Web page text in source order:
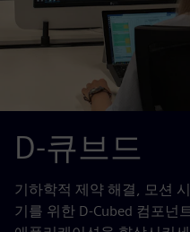
D-큐브드
기하학적 제약 해결, 모션
기를 위한 D-Cubed 컴포넌